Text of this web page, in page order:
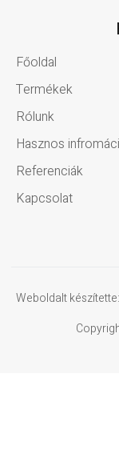
Főoldal
Termékek
Rólunk
Hasznos
Referenciák
Kapcsolat
Weboldalt készítette: